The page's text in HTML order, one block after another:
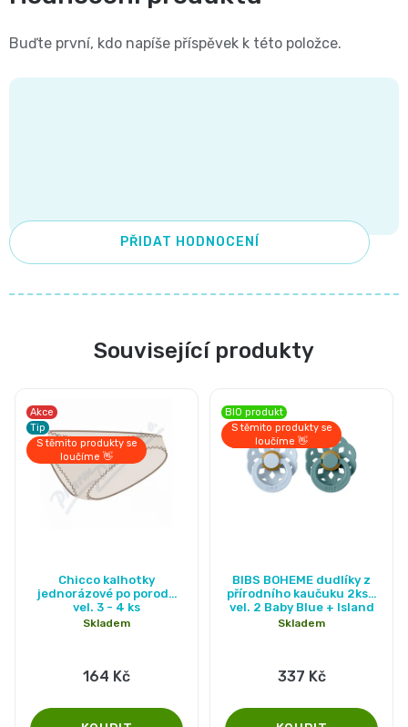
Koše
Pleny
podle
značky
Buďte první, kdo napíše příspěvek k této položce.
PŘIDAT HODNOCENÍ
Související produkty
Akce
Tip
S těmito produkty se
loučíme 👋
Chicco kalhotky
jednorázové po porodu
vel. 3 - 4 ks
hodnocení
produktu
Skladem
164 Kč
BIO produkt
S těmito produkty se
loučíme 👋
BIBS BOHEME dudlíky z
přírodního kaučuku 2ks -
vel. 2 Baby Blue + Island
Sea
Skladem
337 Kč